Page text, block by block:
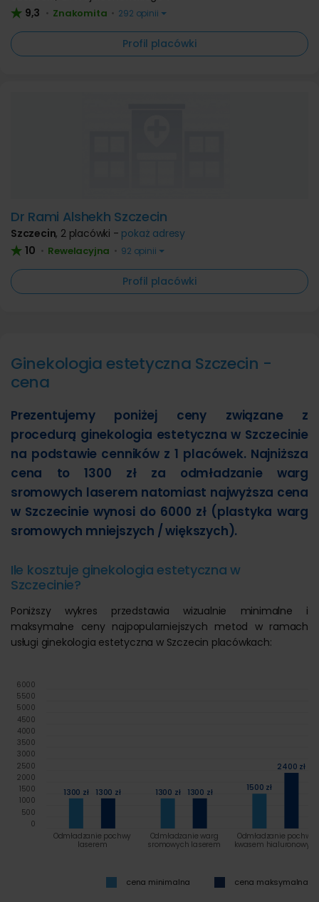
9,3 • Znakomita • 292 opinii
Profil placówki
Dr Rami Alshekh Szczecin
Szczecin, 2 placówki - pokaż adresy
10 • Rewelacyjna • 92 opinii
Profil placówki
Ginekologia estetyczna Szczecin -
cena
Prezentujemy poniżej ceny związane z
procedurą ginekologia estetyczna w Szczecinie
na podstawie cenników z 1 placówek. Najniższa
cena to 1300 zł za odmładzanie warg
sromowych laserem natomiast najwyższa cena
w Szczecinie wynosi do 6000 zł (plastyka warg
sromowych mniejszych / większych).
Ile kosztuje ginekologia estetyczna w
Szczecinie?
Poniższy wykres przedstawia wizualnie minimalne i
maksymalne ceny najpopularniejszych metod w ramach
usługi ginekologia estetyczna w Szczecin placówkach:
1300 zł 1300 zł 1500 zł
1300 zł 1300 zł
2400 zł
Odmładzanie pochwy
laserem
Odmładzanie warg
sromowych laserem
Odmładzanie pochwy
kwasem hialuronowym
0
500
1000
1500
2000
2500
3000
3500
4000
4500
5000
5500
6000
cena minimalna cena maksymalna